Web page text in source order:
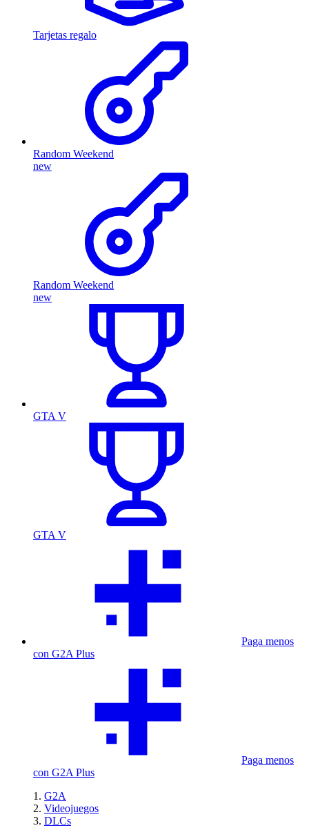
Tarjetas regalo
Random Weekend
new
Random Weekend
new
GTA V
GTA V
Paga menos
con G2A Plus
Paga menos
con G2A Plus
G2A
Videojuegos
DLCs